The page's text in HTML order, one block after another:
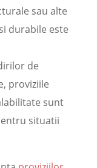
sau alte
durabile este
de
proviziile
sunt
situatii